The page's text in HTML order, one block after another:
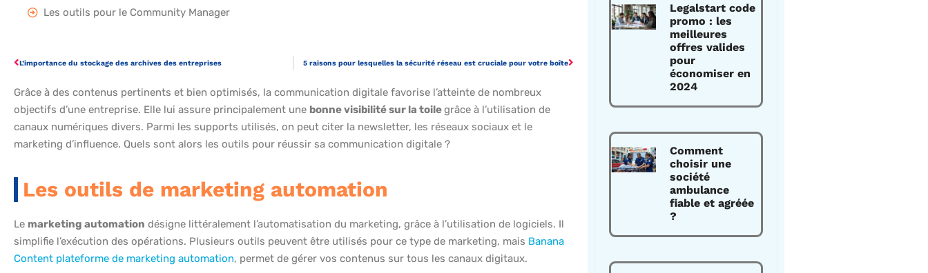
Les outils pour le Community Manager
L’importance du stockage des archives des entreprises 5 raisons pour lesquelles la sécurité réseau est cruciale pour votre boîte
Grâce à des contenus pertinents et bien optimisés, la communication digitale favorise l’atteinte de nombreux
objectifs d’une entreprise. Elle lui assure principalement une bonne visibilité sur la toilegrâce à l’utilisation de
canaux numériques divers. Parmi les supports utilisés, on peut citer la newsletter, les réseaux sociaux et le
marketing d’influence. Quels sont alors les outils pour réussir sa communication digitale ?
Les outils de marketing automation
Le marketing automation désigne littéralement l’automatisation du marketing, grâce à l’utilisation de logiciels. Il
simplifie l’exécution des opérations. Plusieurs outils peuvent être utilisés pour ce type de marketing, mais Banana
Content plateforme de marketing automation, permet de gérer vos contenus sur tous les canaux digitaux.
Legalstart code
promo : les
meilleures
offres valides
pour
économiser en
2024
Comment
choisir une
société
ambulance
fiable et agréée
?